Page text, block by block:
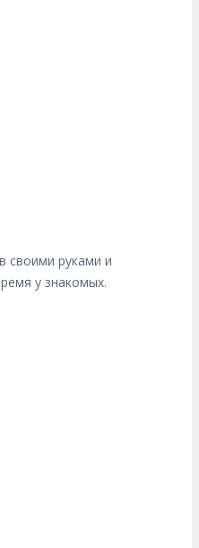
своими руками и
у знакомых.